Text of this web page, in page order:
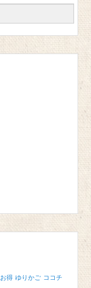
お得 ゆりかご ココチ